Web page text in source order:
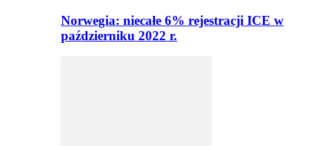
Norwegia: niecałe 6% rejestracji ICE w
październiku 2022 r.